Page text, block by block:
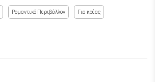
Ρομαντικό Περιβάλλον Για κρέας